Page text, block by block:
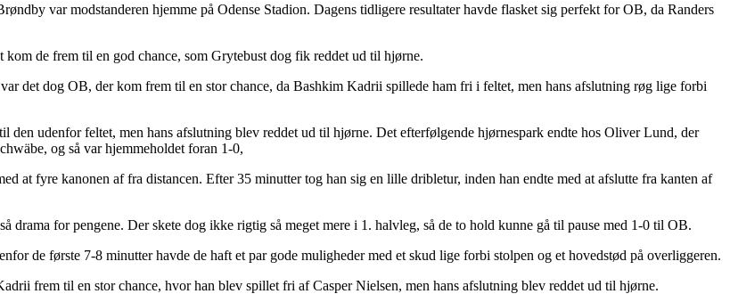
var modstanderen hjemme på Odense Stadion. Dagens tidligere resultater havde flasket sig perfekt for OB, da Randers
de frem til en god chance, som Grytebust dog fik reddet ud til hjørne.
det dog OB, der kom frem til en stor chance, da Bashkim Kadrii spillede ham fri i feltet, men hans afslutning røg lige forbi
den udenfor feltet, men hans afslutning blev reddet ud til hjørne. Det efterfølgende hjørnespark endte hos Oliver Lund, der
og så var hjemmeholdet foran 1-0,
fyre kanonen af fra distancen. Efter 35 minutter tog han sig en lille dribletur, inden han endte med at afslutte fra kanten af
drama for pengene. Der skete dog ikke rigtig så meget mere i 1. halvleg, så de to hold kunne gå til pause med 1-0 til OB.
de første 7-8 minutter havde de haft et par gode muligheder med et skud lige forbi stolpen og et hovedstød på overliggeren.
frem til en stor chance, hvor han blev spillet fri af Casper Nielsen, men hans afslutning blev reddet ud til hjørne.